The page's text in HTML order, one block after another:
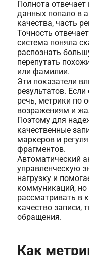
Полнота
данных попало в
качества, часть
Точность
система поняла
распознать
перепутать
или фамилии.
Эти показатели
результатов.
речь, метрики по
возражениям и
Поэтому для
качественные
маркеров и
фрагментов.
Автоматический
управленческую
нагрузку и
коммуникаций, но
рассматривать в
качество записи,
обращения.
Как